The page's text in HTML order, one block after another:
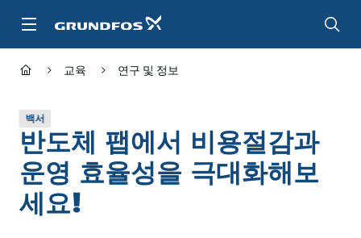
교육 연구 및 정보
백서
반도체 팹에서 비용절감과
운영 효율성을 극대화해보
세요!